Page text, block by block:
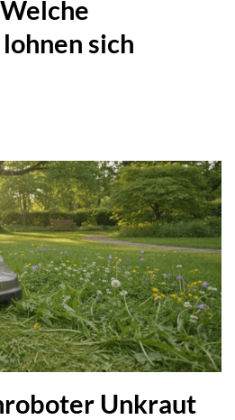
sich
Unkraut